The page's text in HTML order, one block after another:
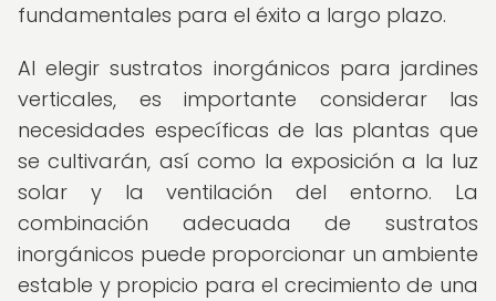
fundamentales para el éxito a largo plazo.
Al elegir sustratos inorgánicos para jardines
verticales, es importante considerar las
necesidades específicas de las plantas que
se cultivarán, así como la exposición a la luz
solar y la ventilación del entorno. La
combinación adecuada de sustratos
inorgánicos puede proporcionar un ambiente
estable y propicio para el crecimiento de una